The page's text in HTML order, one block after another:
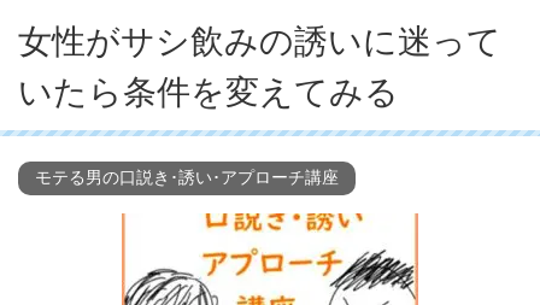
女性がサシ飲みの誘いに迷って
いたら条件を変えてみる
モテる男の口説き･誘い･アプローチ講座